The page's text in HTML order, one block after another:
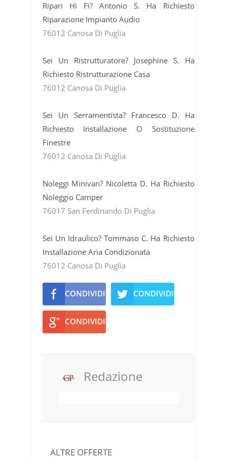
Ripari Hi Fi? Antonio S. Ha Richiesto
Riparazione Impianto Audio
76012 Canosa Di Puglia
Sei Un Ristrutturatore? Josephine S. Ha
Richiesto Ristrutturazione Casa
76012 Canosa Di Puglia
Sei Un Serramentista? Francesco D. Ha
Richiesto Installazione O Sostituzione
Finestre
76012 Canosa Di Puglia
Noleggi Minivan? Nicoletta D. Ha Richiesto
Noleggio Camper
76017 San Ferdinando Di Puglia
Sei Un Idraulico? Tommaso C. Ha Richiesto
Installazione Aria Condizionata
76012 Canosa Di Puglia
CONDIVIDI CONDIVIDI
CONDIVIDI
Redazione
ALTRE OFFERTE